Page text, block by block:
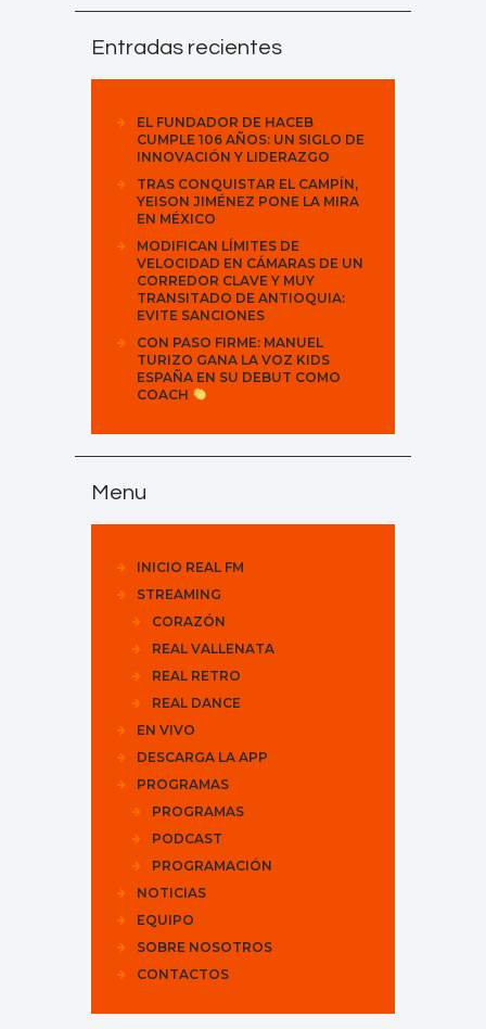
Entradas recientes
EL FUNDADOR DE HACEB
CUMPLE 106 AÑOS: UN SIGLO DE
INNOVACIÓN Y LIDERAZGO
TRAS CONQUISTAR EL CAMPÍN,
YEISON JIMÉNEZ PONE LA MIRA
EN MÉXICO
MODIFICAN LÍMITES DE
VELOCIDAD EN CÁMARAS DE UN
CORREDOR CLAVE Y MUY
TRANSITADO DE ANTIOQUIA:
EVITE SANCIONES
CON PASO FIRME: MANUEL
TURIZO GANA LA VOZ KIDS
ESPAÑA EN SU DEBUT COMO
COACH
Menu
INICIO REAL FM
STREAMING
CORAZÓN
REAL VALLENATA
REAL RETRO
REAL DANCE
EN VIVO
DESCARGA LA APP
PROGRAMAS
PROGRAMAS
PODCAST
PROGRAMACIÓN
NOTICIAS
EQUIPO
SOBRE NOSOTROS
CONTACTOS